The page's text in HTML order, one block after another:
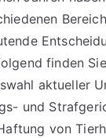
finden
aktueller
und
von